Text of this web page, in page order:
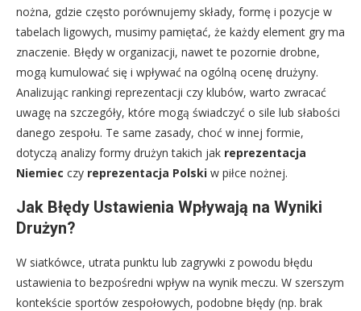
nożna, gdzie często porównujemy składy, formę i pozycje w
tabelach ligowych, musimy pamiętać, że każdy element gry ma
znaczenie. Błędy w organizacji, nawet te pozornie drobne,
mogą kumulować się i wpływać na ogólną ocenę drużyny.
Analizując rankingi reprezentacji czy klubów, warto zwracać
uwagę na szczegóły, które mogą świadczyć o sile lub słabości
danego zespołu. Te same zasady, choć w innej formie,
dotyczą analizy formy drużyn takich jak reprezentacja
Niemiec czy reprezentacja Polski w piłce nożnej.
Jak Błędy Ustawienia Wpływają na Wyniki
Drużyn?
W siatkówce, utrata punktu lub zagrywki z powodu błędu
ustawienia to bezpośredni wpływ na wynik meczu. W szerszym
kontekście sportów zespołowych, podobne błędy (np. brak